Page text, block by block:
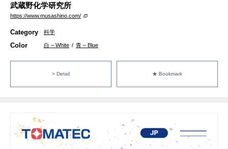
武蔵野化学研究所
https://www.musashino.com/
Category 科学
Color 白 – White / 青 – Blue
> Detail ★ Bookmark